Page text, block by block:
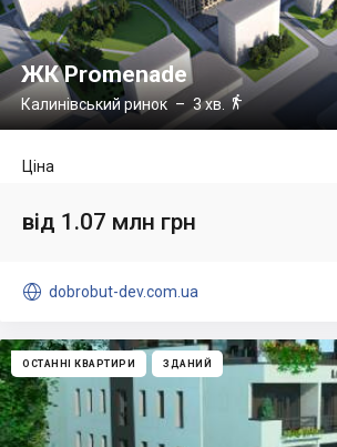
ЖК Promenade
Калинівський ринок– 3 хв. 
Ціна
від 1.07 млн грн
 dobrobut-dev.com.ua
ОСТАННІ КВАРТИРИ ЗДАНИЙ